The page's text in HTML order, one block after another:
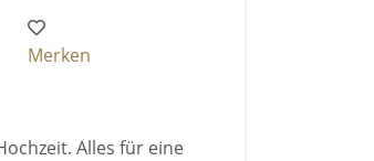
Merken
Alles für eine